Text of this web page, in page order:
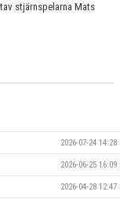
stjärnspelarna Mats
2026-07-24 14:28
2026-06-25 16:09
2026-04-28 12:47